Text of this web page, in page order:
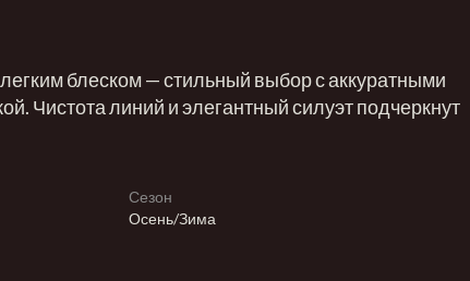
блеском — стильный выбор с аккуратными
Чистота линий и элегантный силуэт подчеркнут
Сезон
Осень/Зима